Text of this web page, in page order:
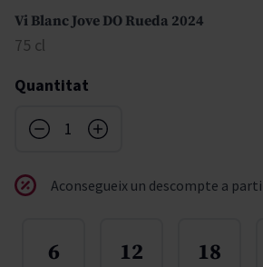
Vi Blanc Jove DO Rueda 2024
75 cl
Quantitat
Aconsegueix un descompte a
6 12 18